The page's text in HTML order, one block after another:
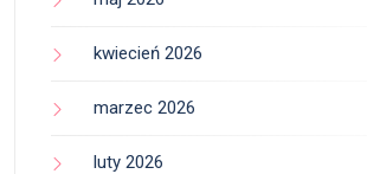
kwiecień 2026
marzec 2026
luty 2026